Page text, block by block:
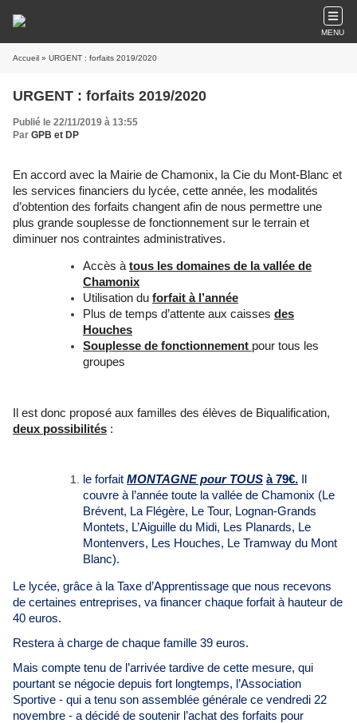
MENU
Accueil » URGENT : forfaits 2019/2020
URGENT : forfaits 2019/2020
Publié le 22/11/2019 à 13:55
Par GPB et DP
En accord avec la Mairie de Chamonix, la Cie du Mont-Blanc et
les services financiers du lycée, cette année, les modalités
d’obtention des forfaits changent afin de nous permettre une
plus grande souplesse de fonctionnement sur le terrain et
diminuer nos contraintes administratives.
Accès à tous les domaines de la vallée de
Chamonix
Utilisation du forfait à l’année
Plus de temps d’attente aux caisses des
Houches
Souplesse de fonctionnement pour tous les
groupes
Il est donc proposé aux familles des élèves de Biqualification,
deux possibilités :
le forfait MONTAGNE pour TOUS à 79€.
couvre à l’année toute la vallée de Chamonix (Le
Brévent, La Flégère, Le Tour, Lognan-Grands
Montets, L’Aiguille du Midi, Les Planards, Le
Montenvers, Les Houches, Le Tramway du Mont
Blanc).
Le lycée, grâce à la Taxe d’Apprentissage que nous recevons
de certaines entreprises, va financer chaque forfait à hauteur de
40 euros.
Restera à charge de chaque famille 39 euros.
Mais compte tenu de l’arrivée tardive de cette mesure, qui
pourtant se négocie depuis fort longtemps, l’Association
Sportive - qui a tenu son assemblée générale ce vendredi 22
novembre - a décidé de soutenir l’achat des forfaits pour